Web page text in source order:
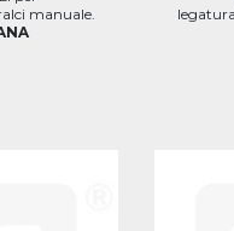
manuale.